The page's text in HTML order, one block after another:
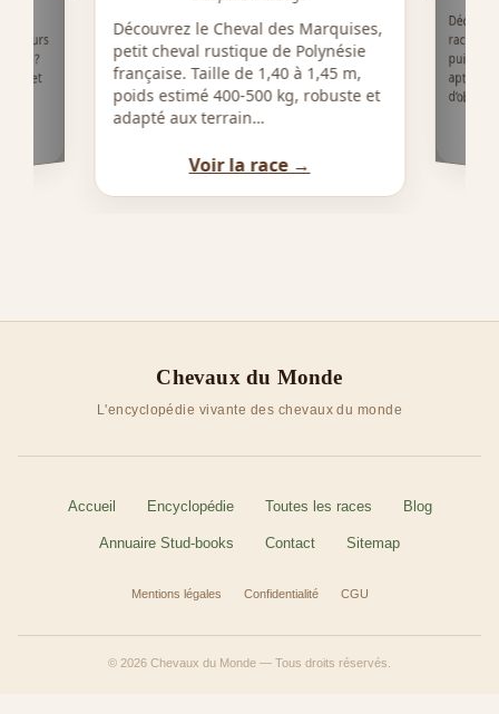
?
et
Découvrez le Cheval des Marquises,
petit cheval rustique de Polynésie
française. Taille de 1,40 à 1,45 m,
poids estimé 400-500 kg, robuste et
adapté aux terrain…
Voir la race →
race
Chevaux du Monde
L'encyclopédie vivante des chevaux du monde
Accueil Encyclopédie Toutes les races Blog
Annuaire Stud-books Contact Sitemap
Mentions légales Confidentialité CGU
© 2026 Chevaux du Monde — Tous droits réservés.